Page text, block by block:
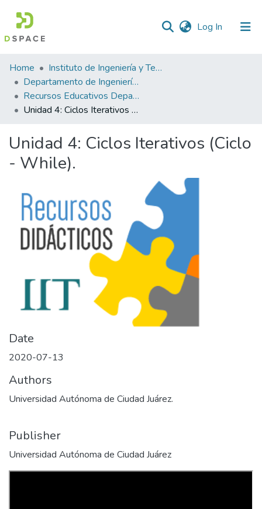
Log In (current)
Statistics
Home
Instituto de Ingeniería y Tecnología
Departamento de Ingeniería Eléctrica y Computación
Recursos Educativos Departamento de Ingeniería Eléctrica y Computación
Unidad 4: Ciclos Iterativos (Ciclo - While).
Unidad 4: Ciclos Iterativos (Ciclo
- While).
Date
2020-07-13
Authors
Universidad Autónoma de Ciudad Juárez.
Publisher
Universidad Autónoma de Ciudad Juárez